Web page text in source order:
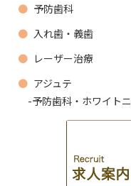
予防歯科
入れ歯・義歯
レーザー治療
アジュテ
-予防歯科・ホワイト